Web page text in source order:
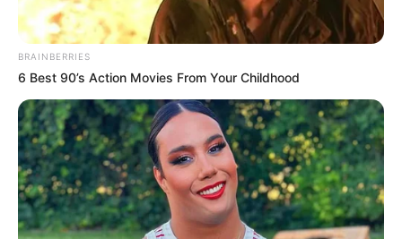
BRAINBERRIES
6 Best 90’s Action Movies From Your Childhood